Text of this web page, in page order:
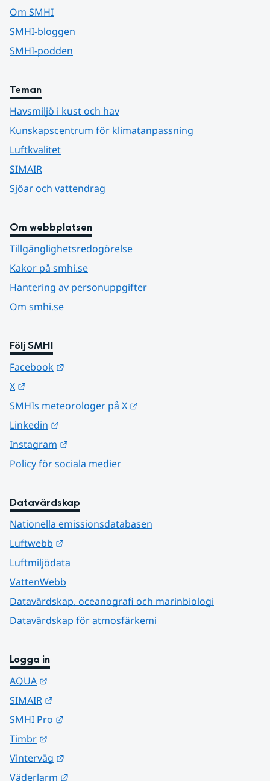
Om SMHI
SMHI-bloggen
SMHI-podden
Teman
Havsmiljö i kust och hav
Kunskapscentrum för klimatanpassning
Luftkvalitet
SIMAIR
Sjöar och vattendrag
Om webbplatsen
Tillgänglighetsredogörelse
Kakor på smhi.se
Hantering av personuppgifter
Om smhi.se
Följ SMHI
Facebook
X
SMHIs meteorologer på X
Linkedin
Instagram
Policy för sociala medier
Datavärdskap
Nationella emissionsdatabasen
Luftwebb
Luftmiljödata
VattenWebb
Datavärdskap, oceanografi och marinbiologi
Datavärdskap för atmosfärkemi
Logga in
AQUA
SIMAIR
SMHI Pro
Timbr
Vinterväg
Väderlarm